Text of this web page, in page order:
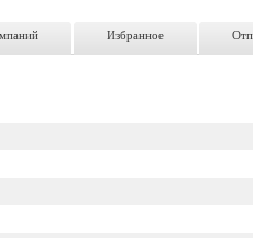
Избранное